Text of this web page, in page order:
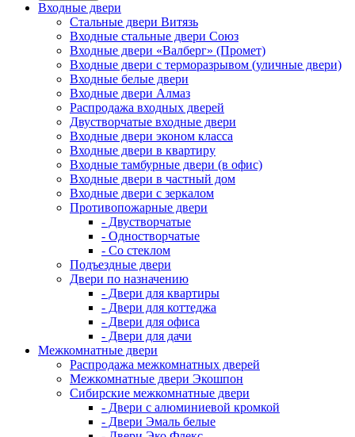
Входные двери
Стальные двери Витязь
Входные стальные двери Союз
Входные двери «Валберг» (Промет)
Входные двери с терморазрывом (уличные двери)
Входные белые двери
Входные двери Алмаз
Распродажа входных дверей
Двустворчатые входные двери
Входные двери эконом класса
Входные двери в квартиру
Входные тамбурные двери (в офис)
Входные двери в частный дом
Входные двери с зеркалом
Противопожарные двери
- Двустворчатые
- Одностворчатые
- Со стеклом
Подъездные двери
Двери по назначению
- Двери для квартиры
- Двери для коттеджа
- Двери для офиса
- Двери для дачи
Межкомнатные двери
Распродажа межкомнатных дверей
Межкомнатные двери Экошпон
Сибирские межкомнатные двери
- Двери с алюминиевой кромкой
- Двери Эмаль белые